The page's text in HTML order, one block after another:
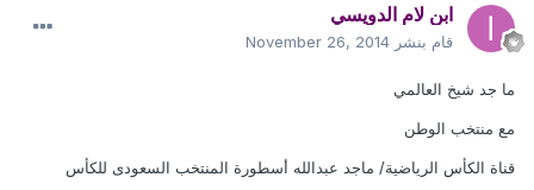
ابن لام الدويسي
قام بنشر November 26, 2014
ما جد شيخ العالمي
مع منتخب الوطن
قناة الكأس الرياضية/ ماجد عبدالله أسطورة المنتخب السعودى للكأس